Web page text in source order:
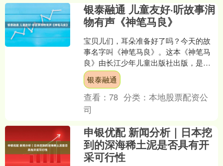
银泰融通 儿童友好·听故事润
物有声《神笔马良》
宝贝儿们，耳朵准备好了吗？今天的故
事名字叫《神笔马良》。这本《神笔马
良》由长江少年儿童出版社出版，是洪
汛涛创作的童话作品。1959年第一次以
绘本的形式出版，根据....
银泰融通
查看：78 分类：本地股票配资公
司
申银优配 新闻分析｜日本挖
到的深海稀土泥是否具有开
采可行性